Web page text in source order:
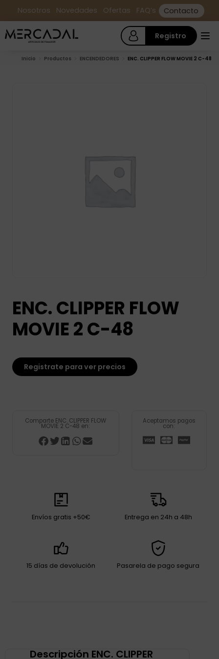
Nosotros Novedades Ofertas FAQ’s Contacto
Registro
Inicio Productos ENCENDEDORES ENC. CLIPPER FLOW MOVIE 2 C-48
ENC. CLIPPER FLOW
MOVIE 2 C-48
Registrate para ver precios
Comparte ENC. CLIPPER FLOW
MOVIE 2 C-48 en:
Aceptamos pagos
con:
Envíos gratis +50€ Entrega en 24h a 48h
15 días de devolución Pasarela de pago segura
Descripción ENC. CLIPPER